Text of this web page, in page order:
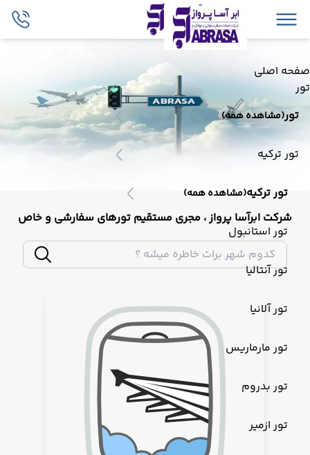
صفحه اصلی
تور
تور(مشاهده همه)
تور ترکیه
تور ترکیه(مشاهده همه)
تور استانبول
تور آنتالیا
تور آلانیا
تور مارماریس
تور بدروم
تور ازمیر
شرکت ابرآسا پرواز ، مجری مستقیم تورهای سفارشی و خاص